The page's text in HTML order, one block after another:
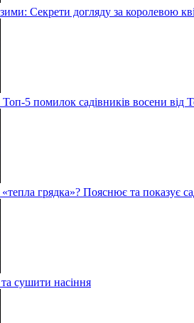
Секрети догляду за королевою
5 помилок садівників восени від
грядка»? Пояснює та показує
сушити насіння